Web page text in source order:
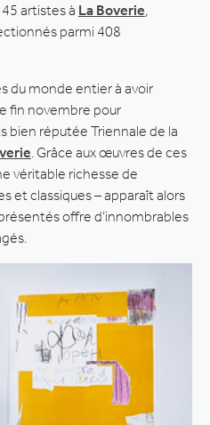
artistes à La Boverie
parmi 408
du monde entier à avoir
fin novembre pour
bien réputée Triennale de la
. Grâce aux œuvres de ces
véritable richesse de
et classiques – apparaît alors
offre d’innombrables